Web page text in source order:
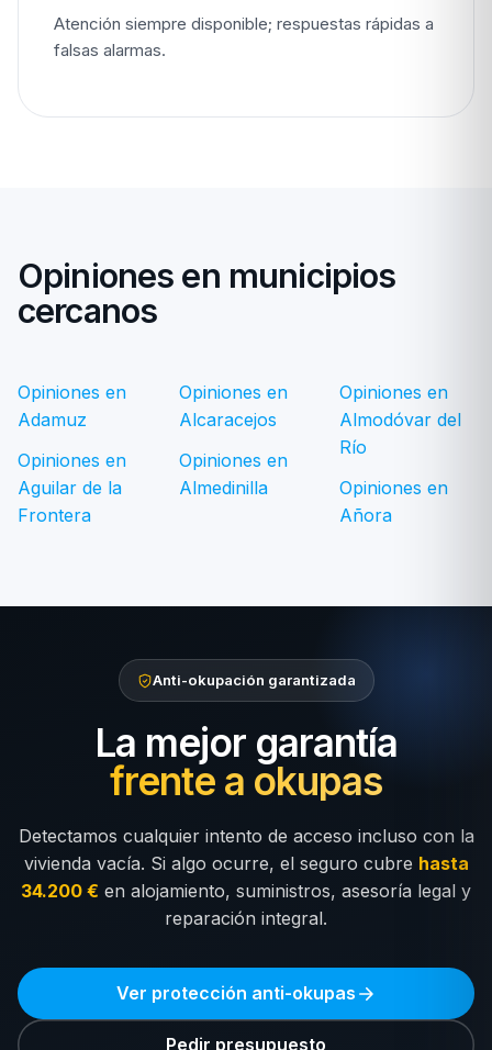
Atención siempre disponible; respuestas rápidas a
falsas alarmas.
Opiniones en municipios
cercanos
Opiniones en
Adamuz
Opiniones en
Aguilar de la
Frontera
Opiniones en
Alcaracejos
Opiniones en
Almedinilla
Opiniones en
Almodóvar del
Río
Opiniones en
Añora
Anti-okupación garantizada
La mejor garantía
frente a okupas
Detectamos cualquier intento de acceso incluso con la
vivienda vacía. Si algo ocurre, el seguro cubre hasta
34.200 € en alojamiento, suministros, asesoría legal y
reparación integral.
Ver protección anti-okupas
Pedir presupuesto